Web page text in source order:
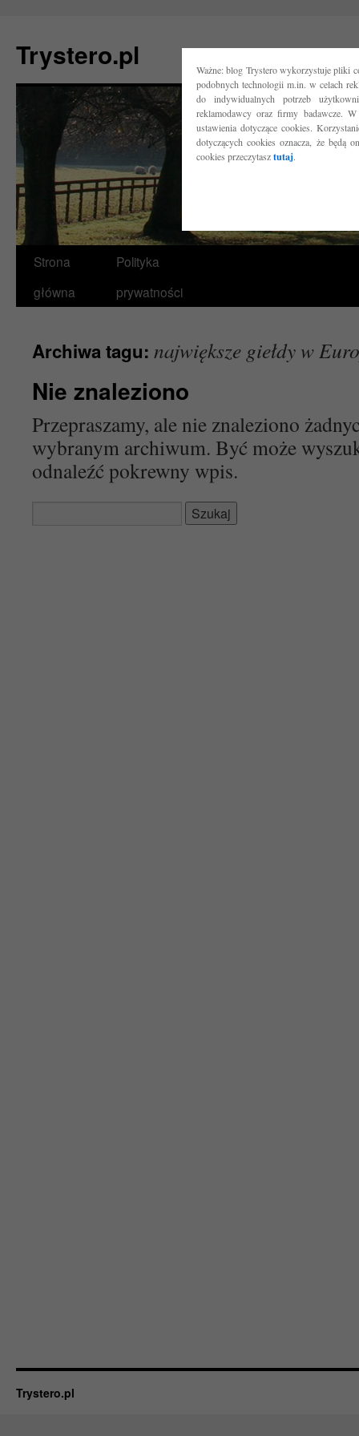
Ważne: blog Trystero wykorzystuje pliki
podobnych technologii m.in. w celach
do indywidualnych potrzeb
reklamodawcy oraz firmy badawcze.
ustawienia dotyczące cookies.
dotyczących cookies oznacza, że będą
cookies przeczytasztutaj.
Trystero.pl
Przejdź
do
Strona
główna
Polityka
prywatności
Archiwa tagu: największe giełdy w
Nie znaleziono
Przepraszamy, ale nie znaleziono
wybranym archiwum. Być może
odnaleźć pokrewny wpis.
Trystero.pl